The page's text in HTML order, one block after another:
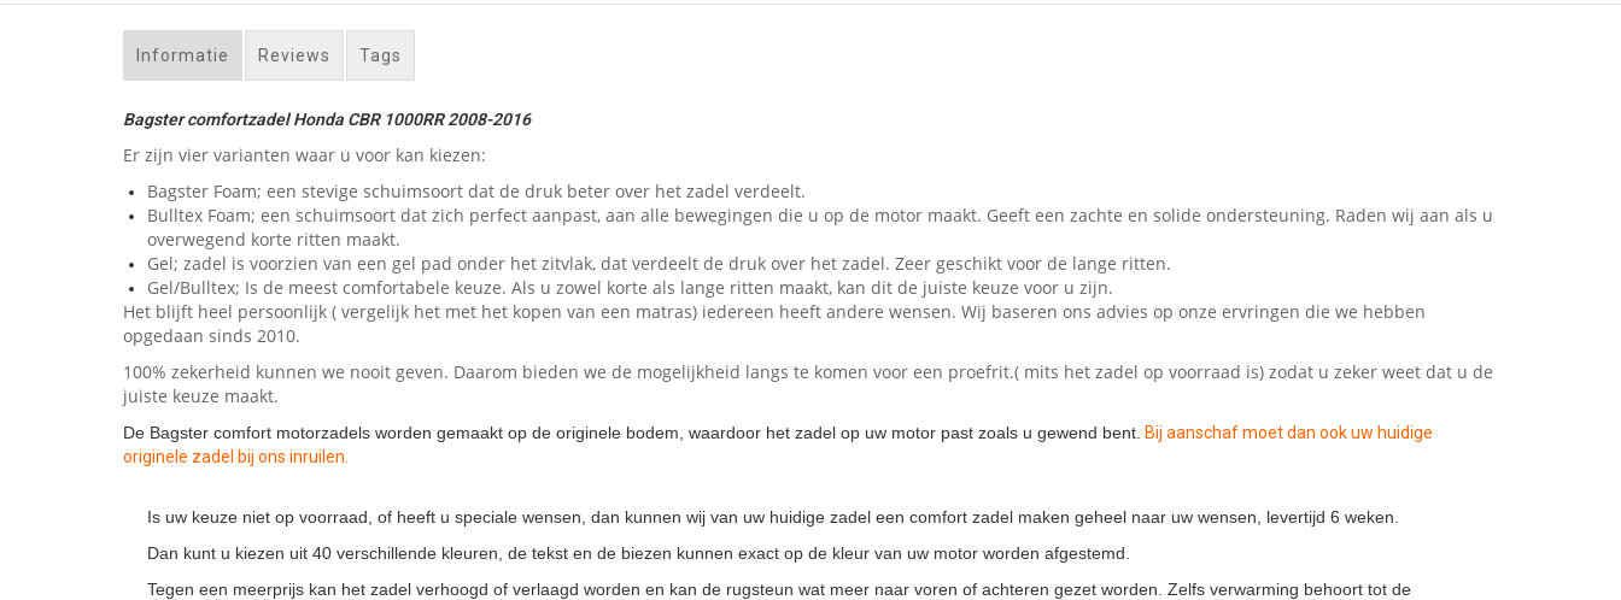
Informatie Reviews Tags
Bagster comfortzadel Honda CBR 1000RR 2008-2016
Er zijn vier varianten waar u voor kan kiezen:
Bagster Foam; een stevige schuimsoort dat de druk beter over het zadel verdeelt.
Bulltex Foam; een schuimsoort dat zich perfect aanpast, aan alle bewegingen die u op de motor maakt. Geeft een zachte en solide ondersteuning. Raden wij aan als u
overwegend korte ritten maakt.
Gel; zadel is voorzien van een gel pad onder het zitvlak, dat verdeelt de druk over het zadel. Zeer geschikt voor de lange ritten.
Gel/Bulltex; Is de meest comfortabele keuze. Als u zowel korte als lange ritten maakt, kan dit de juiste keuze voor u zijn.
Het blijft heel persoonlijk ( vergelijk het met het kopen van een matras) iedereen heeft andere wensen. Wij baseren ons advies op onze ervringen die we hebben
opgedaan sinds 2010.
100% zekerheid kunnen we nooit geven. Daarom bieden we de mogelijkheid langs te komen voor een proefrit.( mits het zadel op voorraad is) zodat u zeker weet dat u de
juiste keuze maakt.
De Bagster comfort motorzadels worden gemaakt op de originele bodem, waardoor het zadel op uw motor past zoals u gewend bent. Bij aanschaf moet dan ook uw huidige
originele zadel bij ons inruilen.
Is uw keuze niet op voorraad, of heeft u speciale wensen, dan kunnen wij van uw huidige zadel een comfort zadel maken geheel naar uw wensen, levertijd 6 weken.
Dan kunt u kiezen uit 40 verschillende kleuren, de tekst en de biezen kunnen exact op de kleur van uw motor worden afgestemd.
Tegen een meerprijs kan het zadel verhoogd of verlaagd worden en kan de rugsteun wat meer naar voren of achteren gezet worden. Zelfs verwarming behoort tot de